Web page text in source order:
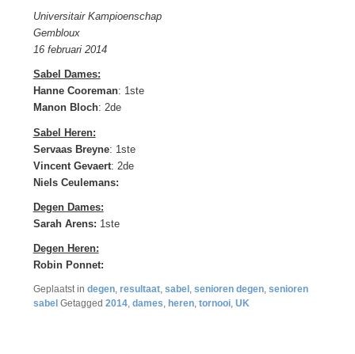
Universitair Kampioenschap
Gembloux
16 februari 2014
Sabel Dames:
Hanne Cooreman: 1ste
Manon Bloch: 2de
Sabel Heren:
Servaas Breyne: 1ste
Vincent Gevaert: 2de
Niels Ceulemans:
Degen Dames:
Sarah Arens: 1ste
Degen Heren:
Robin Ponnet:
Geplaatst in degen, resultaat, sabel, senioren degen, senioren
sabel Getagged 2014, dames, heren, tornooi, UK